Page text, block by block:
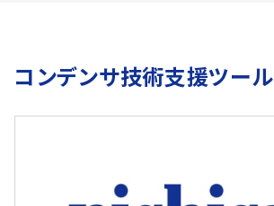
コンデンサ技術支援ツール